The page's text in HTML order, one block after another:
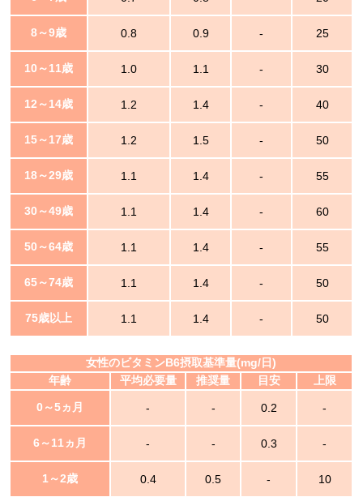
8～9歳 0.8 0.9 - 25
10～11歳 1.0 1.1 - 30
12～14歳 1.2 1.4 - 40
15～17歳 1.2 1.5 - 50
18～29歳 1.1 1.4 - 55
30～49歳 1.1 1.4 - 60
50～64歳 1.1 1.4 - 55
65～74歳 1.1 1.4 - 50
75歳以上 1.1 1.4 - 50
女性のビタミンB6摂取基準量(mg/日)
年齢
平均必要量 推奨量 目安 上限
0～5ヵ月 - - 0.2 -
6～11ヵ月 - - 0.3 -
1～2歳 0.4 0.5 - 10